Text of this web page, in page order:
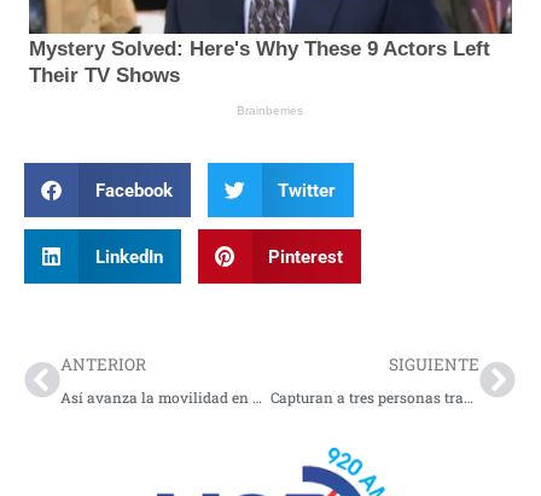
Facebook Twitter
LinkedIn Pinterest
ANTERIOR
Así avanza la movilidad en Bogotá, reportes de Movilidad y de TransMilenio
SIGUIENTE
Capturan a tres personas tras robo de corresponsal bancario en Bogotá